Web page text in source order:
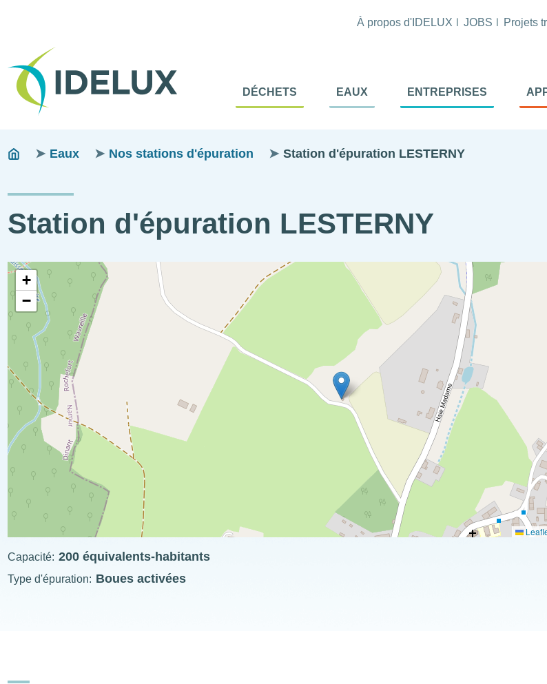
Tête
À propos d'IDELUX JOBS Projets
Navigation
Menu
DÉCHETS EAUX ENTREPRISES
Fils
You
Eaux Nos stations d'épuration Station d'épuration LESTERNY
Station d'épuration LESTERNY
STEP
visitable
Coordonnées
géographiques
+
−
Capacité 200 équivalents-habitants
Type d'épuration Boues activées